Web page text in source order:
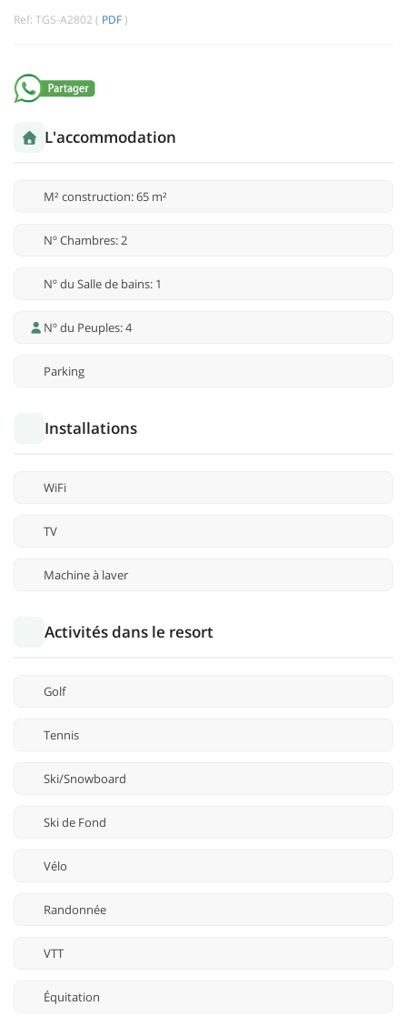
Ref: TGS-A2802 ( PDF )
L'accommodation
M² construction: 65 m²
Nº Chambres: 2
Nº du Salle de bains: 1
Nº du Peuples: 4
Parking
Installations
WiFi
TV
Machine à laver
Activités dans le resort
Golf
Tennis
Ski/Snowboard
Ski de Fond
Vélo
Randonnée
VTT
Équitation